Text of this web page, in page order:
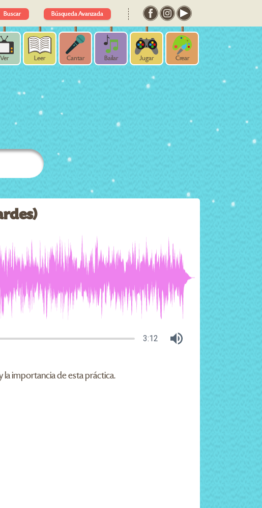
Búsqueda Avanzada
Ver Leer Cantar Bailar Jugar Crear
3:12
la importancia de esta práctica.